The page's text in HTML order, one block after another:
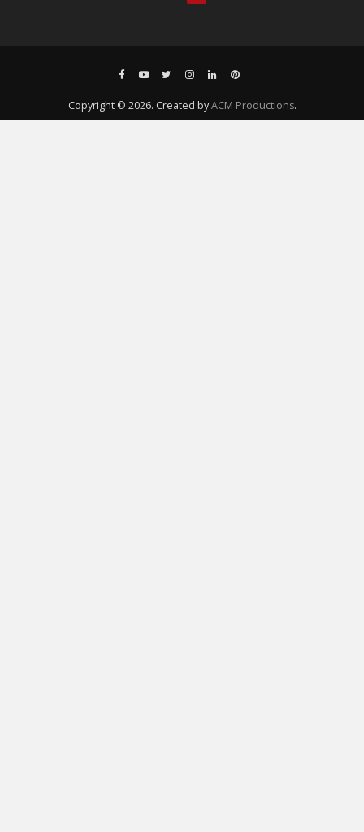
Copyright © 2026. Created byACM Productions.